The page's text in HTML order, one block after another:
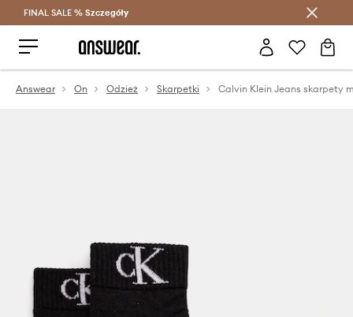
Oszczędzaj z Answear Club >
FINAL SALE % Szczegóły
Answear On Odzież Skarpetki